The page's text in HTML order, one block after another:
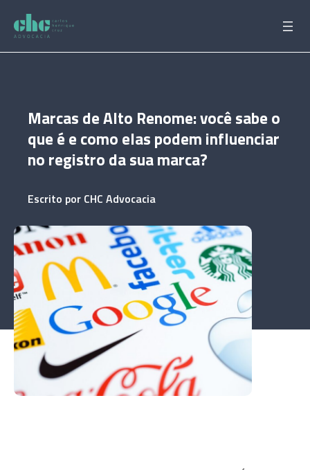
para
conteúdo
Marcas de Alto Renome: você sabe o
que é e como elas podem influenciar
no registro da sua marca?
Escrito por CHC Advocacia